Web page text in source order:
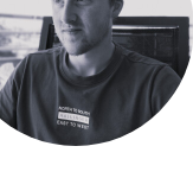
Wat is de
Berekent
Alle veelgestelde